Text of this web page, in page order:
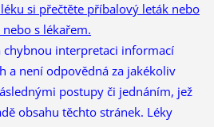
si přečtěte příbalový leták nebo
s lékařem.
chybnou interpretaci informací
a není odpovědná za jakékoliv
postupy či jednáním, jež
obsahu těchto stránek. Léky